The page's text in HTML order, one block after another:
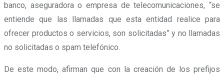
banco, aseguradora o empresa de telecomunicaciones, “se
entiende que las llamadas que esta entidad realice para
ofrecer productos o servicios, son solicitadas” y no llamadas
no solicitadas o spam telefónico.
De este modo, afirman que con la creación de los prefijos